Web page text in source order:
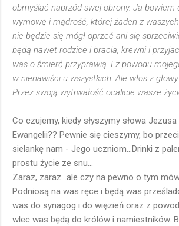
obmyślać naprzód swej obrony. Ja bowiem
wymowę i mądrość, której żaden z
nie będzie się mógł oprzeć ani się
będą nawet rodzice i bracia, krewni i
was o śmierć przyprawią. I z powodu
w nienawiści u wszystkich. Ale włos z
Przez swoją wytrwałość ocalicie wasze
Co czujemy, kiedy słyszymy słowa
Ewangelii?? Pewnie się cieszymy, bo
sielankę nam - Jego uczniom...Drinki z
prostu życie ze snu...
Zaraz, zaraz...ale czy na pewno o tym
Podniosą na was ręce i będą was
was do synagog i do więzień oraz z
wlec was będą do królów i namiestników.